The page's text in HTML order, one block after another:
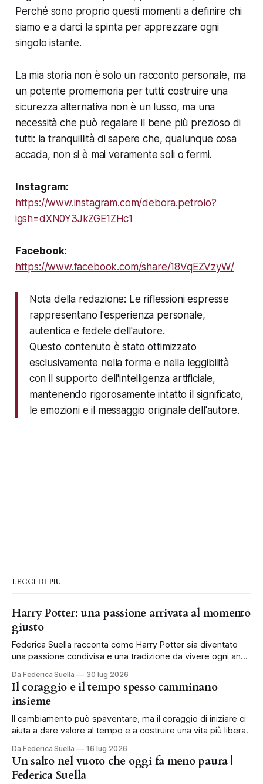
Perché sono proprio questi momenti a definire chi
siamo e a darci la spinta per apprezzare ogni
singolo istante.
La mia storia non è solo un racconto personale, ma
un potente promemoria per tutti: costruire una
sicurezza alternativa non è un lusso, ma una
necessità che può regalare il bene più prezioso di
tutti: la tranquillità di sapere che, qualunque cosa
accada, non si è mai veramente soli o fermi.
Instagram:
https://www.instagram.com/debora.petrolo?
igsh=dXN0Y3JkZGE1ZHc1
Facebook:
https://www.facebook.com/share/18VqEZVzyW/
Nota della redazione: Le riflessioni espresse
rappresentano l'esperienza personale,
autentica e fedele dell'autore.
Questo contenuto è stato ottimizzato
esclusivamente nella forma e nella leggibilità
con il supporto dell'intelligenza artificiale,
mantenendo rigorosamente intatto il significato,
le emozioni e il messaggio originale dell'autore.
LEGGI DI PIÙ
Harry Potter: una passione arrivata al momento
giusto
Federica Suella racconta come Harry Potter sia diventato
una passione condivisa e una tradizione da vivere ogni anno
Da Federica Suella 30 lug 2026
Il coraggio e il tempo spesso camminano
insieme
Il cambiamento può spaventare, ma il coraggio di iniziare ci
aiuta a dare valore al tempo e a costruire una vita più libera.
Da Federica Suella 16 lug 2026
Un salto nel vuoto che oggi fa meno paura |
Federica Suella